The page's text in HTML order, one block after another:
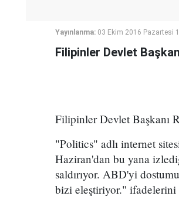
Yayınlanma: 03 Ekim 2016 Pazartesi
Filipinler Devlet
Filipinler Devlet Başkanı
"Politics" adlı internet
Haziran'dan bu yana
saldırıyor. ABD'yi
bizi eleştiriyor." ifadelerini